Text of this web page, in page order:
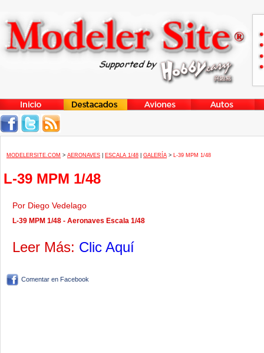
MODELERSITE.COM > AERONAVES ESCALA 1/48 GALERÍA > L-39 MPM 1/48
L-39 MPM 1/48
Por Diego Vedelago
L-39 MPM 1/48 - Aeronaves Escala 1/48
Leer Más: Clic Aquí
Comentar en Facebook